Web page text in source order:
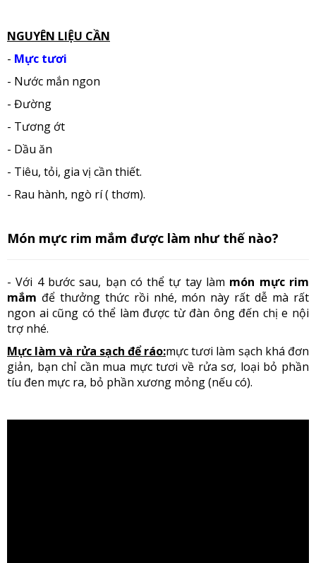
NGUYÊN LIỆU CẦN
- Mực tươi
- Nước mắn ngon
- Đường
- Tương ớt
- Dầu ăn
- Tiêu, tỏi, gia vị cần thiết.
- Rau hành, ngò rí ( thơm).
Món mực rim mắm được làm như thế nào?
- Với 4 bước sau, bạn có thể tự tay làm món mực rim
mắm để thưởng thức rồi nhé, món này rất dễ mà rất
ngon ai cũng có thể làm được từ đàn ông đến chị e nội
trợ nhé.
Mực làm và rửa sạch để ráo:mực tươi làm sạch khá đơn
giản, bạn chỉ cần mua mực tươi về rửa sơ, loại bỏ phần
tíu đen mực ra, bỏ phần xương mỏng (nếu có).